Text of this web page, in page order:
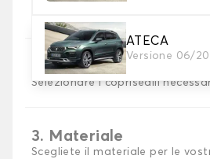
ATECA
Versione 06/
2. Set di coperture
Selezionare i coprisedili
3. Materiale
Scegliete il materiale per le